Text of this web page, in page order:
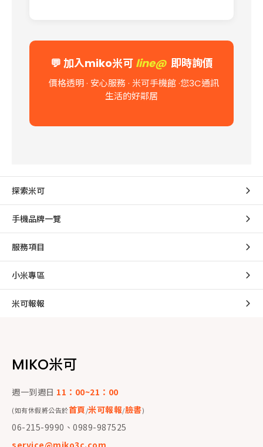
💬 加入miko米可 line@ 即時詢價
價格透明 · 安心服務 · 米可手機館·您3C通訊
生活的好鄰居
探索米可
手機品牌一覽
服務項目
小米專區
米可報報
MIKO米可
週一到週日 11：00~21：00
(如有休假將公告於首頁/米可報報/臉書)
06-215-9990、0989-987525